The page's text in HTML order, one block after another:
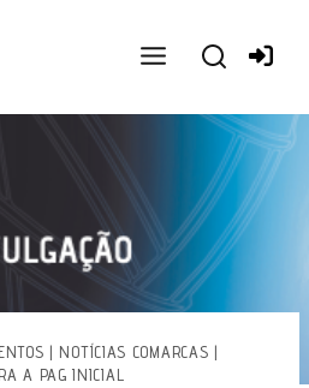
| NOTÍCIAS COMARCAS |
A PAG INICIAL